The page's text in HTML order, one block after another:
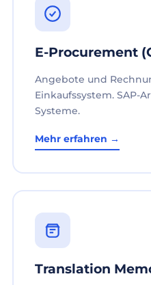
E-Procurement
Angebote und
Einkaufssystem. SAP-
Systeme.
Mehr erfahren →
Translation